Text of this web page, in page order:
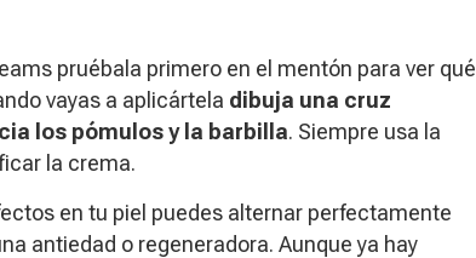
pruébala primero en el mentón para ver qué
vayas a aplicártela dibuja una cruz
los pómulos y la barbilla. Siempre usa la
la crema.
en tu piel puedes alternar perfectamente
antiedad o regeneradora. Aunque ya hay